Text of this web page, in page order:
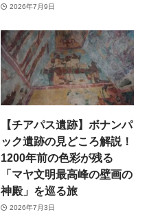
2026年7月9日
【チアパス遺跡】ボナンパ
ック遺跡の見どころ解説！
1200年前の色彩が残る
「マヤ文明最高峰の壁画の
神殿」を巡る旅
2026年7月3日